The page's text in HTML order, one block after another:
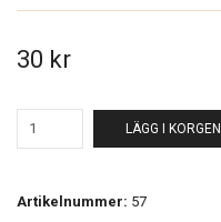
30 kr
LÄGG I KORGEN
Artikelnummer: 57